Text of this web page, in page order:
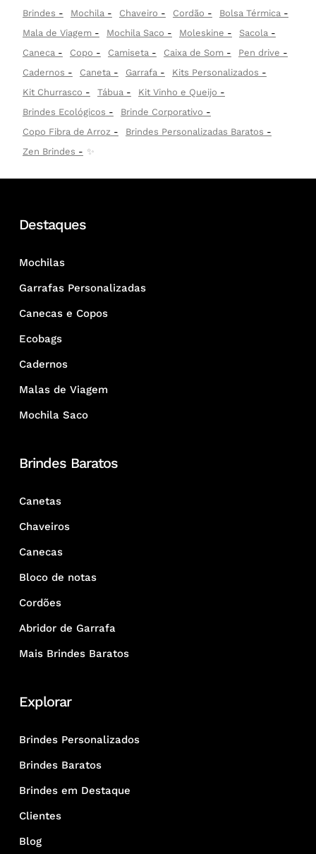
Brindes Mochila Chaveiro Cordão
Bolsa Térmica
Mala de Viagem
Mochila Saco Moleskine
Sacola
Caneca
Copo Camiseta Caixa de Som
Pen drive
Cadernos
Caneta Garrafa
Kits Personalizados
Kit Churrasco
Tábua
Kit Vinho e Queijo
Brindes Ecológicos
Brinde Corporativo
Copo Fibra de Arroz
Brindes Personalizadas Baratos
Zen Brindes
✨
Destaques
Mochilas
Garrafas Personalizadas
Canecas e Copos
Ecobags
Cadernos
Malas de Viagem
Mochila Saco
Brindes Baratos
Canetas
Chaveiros
Canecas
Bloco de notas
Cordões
Abridor de Garrafa
Mais Brindes Baratos
Explorar
Brindes Personalizados
Brindes Baratos
Brindes em Destaque
Clientes
Blog